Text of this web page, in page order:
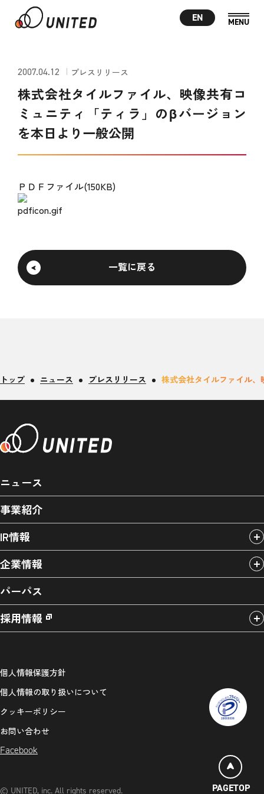
EN
2007.04.12 プレスリリース
株式会社タイルファイル、映像共有コ
ミュニティ「ティラ」のβバージョン
を本日より一般公開
ＰＤＦファイル(150KB)
一覧に戻る
トップ ニュース プレスリリース 株式会社タイルファイル
PAGETOP
ニュース
事業紹介
IR情報
企業情報
パーパス
採用情報
個人情報保護方針
個人情報の取り扱いについて
クッキーポリシー
お問い合わせ
Facebook
© UNITED, inc. All rights reserved.